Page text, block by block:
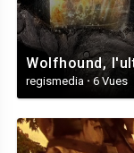
regismedia · 6 Vues